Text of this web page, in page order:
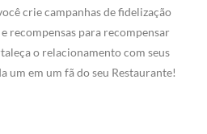
crie campanhas de fidelização
recompensas para recompensar
o relacionamento com seus
um em um fã do seu Restaurante!